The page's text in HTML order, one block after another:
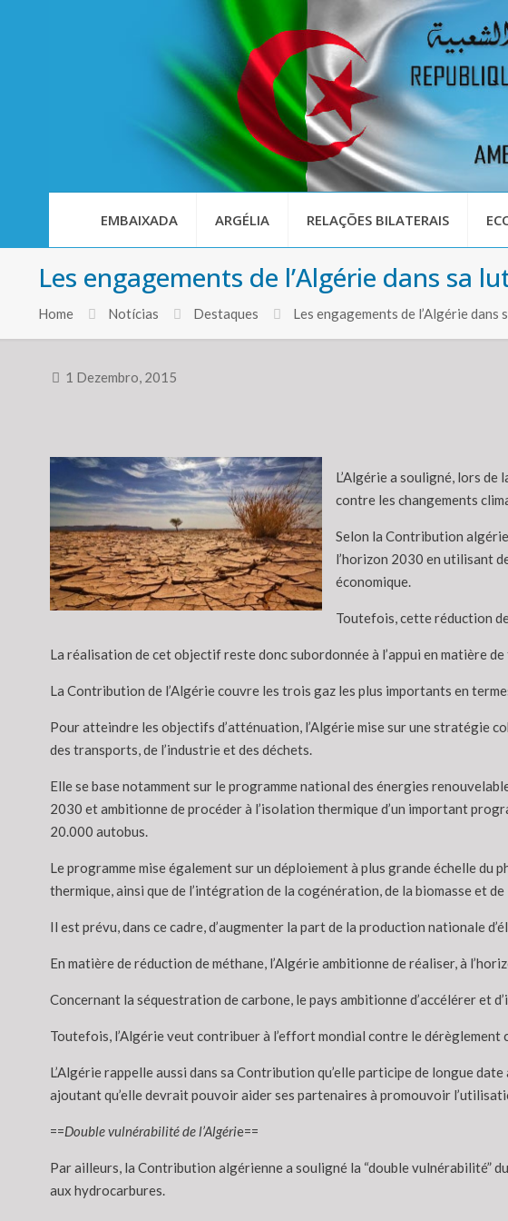
EMBAIXADA ARGÉLIA RELAÇÕES BILATERAIS
Les engagements de l’Algérie dans sa
Home Notícias Destaques Les engagements de l’Algérie
1 Dezembro, 2015
L’Algérie a souligné, lors
contre les changements
Selon la Contribution
l’horizon 2030 en utilisant
économique.
Toutefois, cette réduction
La réalisation de cet objectif reste donc subordonnée à l’appui en matière
La Contribution de l’Algérie couvre les trois gaz les plus importants en
Pour atteindre les objectifs d’atténuation, l’Algérie mise sur une stratégie
des transports, de l’industrie et des déchets.
Elle se base notamment sur le programme national des énergies
2030 et ambitionne de procéder à l’isolation thermique d’un important
20.000 autobus.
Le programme mise également sur un déploiement à plus grande échelle
thermique, ainsi que de l’intégration de la cogénération, de la biomasse et de
Il est prévu, dans ce cadre, d’augmenter la part de la production nationale
En matière de réduction de méthane, l’Algérie ambitionne de réaliser, à
Concernant la séquestration de carbone, le pays ambitionne d’accélérer et
Toutefois, l’Algérie veut contribuer à l’effort mondial contre le dérèglement
L’Algérie rappelle aussi dans sa Contribution qu’elle participe de longue
ajoutant qu’elle devrait pouvoir aider ses partenaires à promouvoir
==Double vulnérabilité de l’Algérie==
Par ailleurs, la Contribution algérienne a souligné la “double vulnérabilité”
aux hydrocarbures.